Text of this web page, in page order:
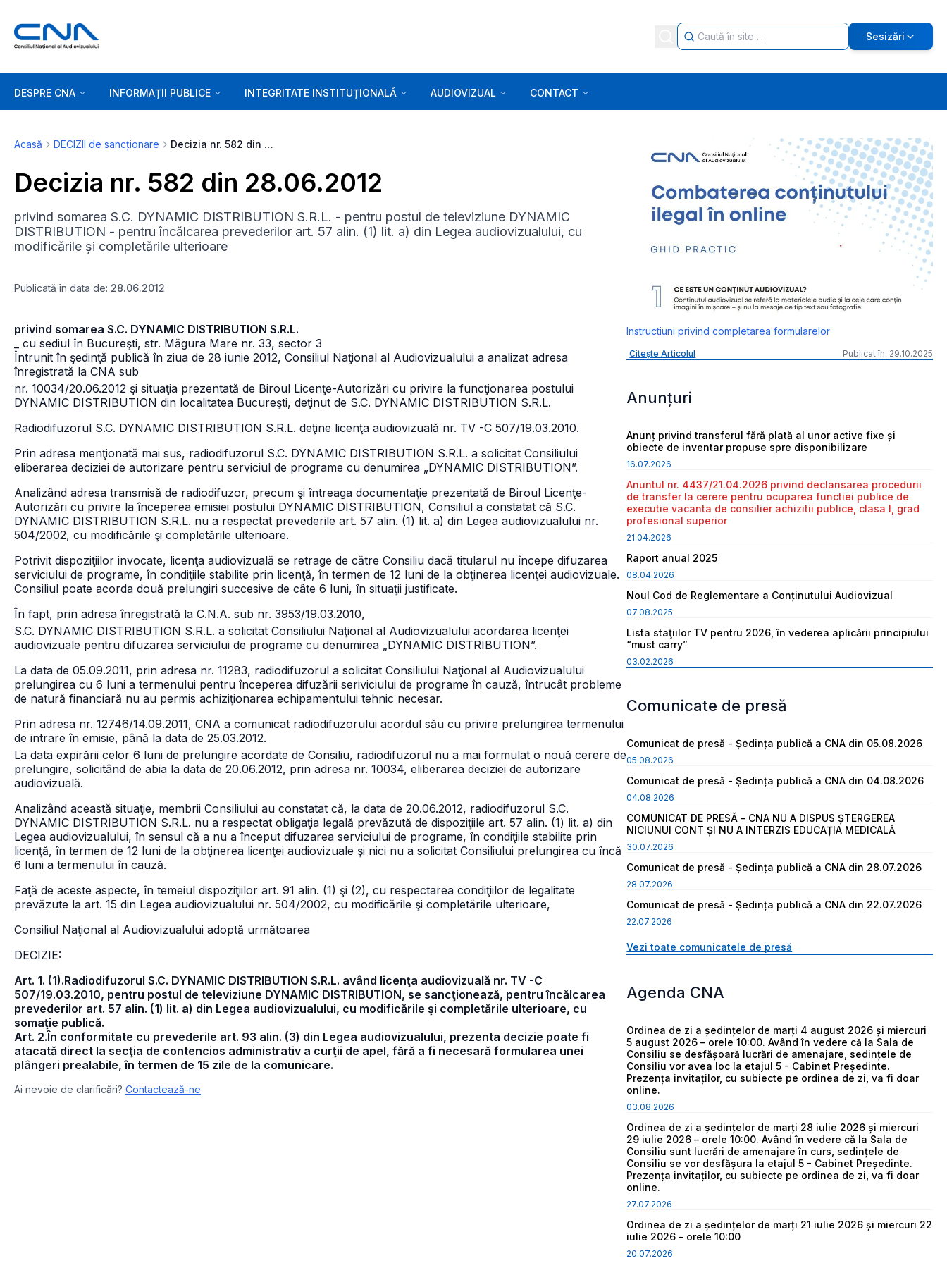
Sesizări
DESPRE CNA INFORMAȚII PUBLICE INTEGRITATE INSTITUȚIONALĂ AUDIOVIZUAL CONTACT
Acasă DECIZII de sancționare Decizia nr. 582 din 28.06.2012
Decizia nr. 582 din 28.06.2012
privind somarea S.C. DYNAMIC DISTRIBUTION S.R.L. - pentru postul de televiziune DYNAMIC
DISTRIBUTION - pentru încălcarea prevederilor art. 57 alin. (1) lit. a) din Legea audiovizualului, cu
modificările și completările ulterioare
Publicată în data de: 28.06.2012
privind somarea S.C. DYNAMIC DISTRIBUTION S.R.L.
_ cu sediul în Bucureşti, str. Măgura Mare nr. 33, sector 3
Întrunit în şedinţă publică în ziua de 28 iunie 2012, Consiliul Naţional al Audiovizualului a analizat adresa
înregistrată la CNA sub
nr. 10034/20.06.2012 şi situaţia prezentată de Biroul Licenţe-Autorizări cu privire la funcţionarea postului
DYNAMIC DISTRIBUTION din localitatea Bucureşti, deţinut de S.C. DYNAMIC DISTRIBUTION S.R.L.
Radiodifuzorul S.C. DYNAMIC DISTRIBUTION S.R.L. deţine licenţa audiovizuală nr. TV -C 507/19.03.2010.
Prin adresa menţionată mai sus, radiodifuzorul S.C. DYNAMIC DISTRIBUTION S.R.L. a solicitat Consiliului
eliberarea deciziei de autorizare pentru serviciul de programe cu denumirea „DYNAMIC DISTRIBUTION”.
Analizând adresa transmisă de radiodifuzor, precum şi întreaga documentaţie prezentată de Biroul Licenţe-
Autorizări cu privire la începerea emisiei postului DYNAMIC DISTRIBUTION, Consiliul a constatat că S.C.
DYNAMIC DISTRIBUTION S.R.L. nu a respectat prevederile art. 57 alin. (1) lit. a) din Legea audiovizualului nr.
504/2002, cu modificările şi completările ulterioare.
Potrivit dispoziţiilor invocate, licenţa audiovizuală se retrage de către Consiliu dacă titularul nu începe difuzarea
serviciului de programe, în condiţiile stabilite prin licenţă, în termen de 12 luni de la obţinerea licenţei audiovizuale.
Consiliul poate acorda două prelungiri succesive de câte 6 luni, în situaţii justificate.
În fapt, prin adresa înregistrată la C.N.A. sub nr. 3953/19.03.2010,
S.C. DYNAMIC DISTRIBUTION S.R.L. a solicitat Consiliului Naţional al Audiovizualului acordarea licenţei
audiovizuale pentru difuzarea serviciului de programe cu denumirea „DYNAMIC DISTRIBUTION”.
La data de 05.09.2011, prin adresa nr. 11283, radiodifuzorul a solicitat Consiliului Naţional al Audiovizualului
prelungirea cu 6 luni a termenului pentru începerea difuzării seriviciului de programe în cauză, întrucât probleme
de natură financiară nu au permis achiziţionarea echipamentului tehnic necesar.
Prin adresa nr. 12746/14.09.2011, CNA a comunicat radiodifuzorului acordul său cu privire prelungirea termenului
de intrare în emisie, până la data de 25.03.2012.
La data expirării celor 6 luni de prelungire acordate de Consiliu, radiodifuzorul nu a mai formulat o nouă cerere de
prelungire, solicitând de abia la data de 20.06.2012, prin adresa nr. 10034, eliberarea deciziei de autorizare
audiovizuală.
Analizând această situaţie, membrii Consiliului au constatat că, la data de 20.06.2012, radiodifuzorul S.C.
DYNAMIC DISTRIBUTION S.R.L. nu a respectat obligaţia legală prevăzută de dispoziţiile art. 57 alin. (1) lit. a) din
Legea audiovizualului, în sensul că a nu a început difuzarea serviciului de programe, în condiţiile stabilite prin
licenţă, în termen de 12 luni de la obţinerea licenţei audiovizuale şi nici nu a solicitat Consiliului prelungirea cu încă
6 luni a termenului în cauză.
Faţă de aceste aspecte, în temeiul dispoziţiilor art. 91 alin. (1) şi (2), cu respectarea condiţiilor de legalitate
prevăzute la art. 15 din Legea audiovizualului nr. 504/2002, cu modificările şi completările ulterioare,
Consiliul Naţional al Audiovizualului adoptă următoarea
DECIZIE:
Art. 1. (1).Radiodifuzorul S.C. DYNAMIC DISTRIBUTION S.R.L. având licenţa audiovizuală nr. TV -C
507/19.03.2010, pentru postul de televiziune DYNAMIC DISTRIBUTION, se sancţionează, pentru încălcarea
prevederilor art. 57 alin. (1) lit. a) din Legea audiovizualului, cu modificările şi completările ulterioare, cu
somaţie publică.
Art. 2.În conformitate cu prevederile art. 93 alin. (3) din Legea audiovizualului, prezenta decizie poate fi
atacată direct la secţia de contencios administrativ a curţii de apel, fără a fi necesară formularea unei
plângeri prealabile, în termen de 15 zile de la comunicare.
Ai nevoie de clarificări? Contactează-ne
Instructiuni privind completarea formularelor
Citește Articolul Publicat în: 29.10.2025
Anunțuri
Anunț privind transferul fără plată al unor active fixe și
obiecte de inventar propuse spre disponibilizare
16.07.2026
Anuntul nr. 4437/21.04.2026 privind declansarea procedurii
de transfer la cerere pentru ocuparea functiei publice de
executie vacanta de consilier achizitii publice, clasa I, grad
profesional superior
21.04.2026
Raport anual 2025
08.04.2026
Noul Cod de Reglementare a Conținutului Audiovizual
07.08.2025
Lista staţiilor TV pentru 2026, în vederea aplicării principiului
“must carry”
03.02.2026
Comunicate de presă
Comunicat de presă - Ședința publică a CNA din 05.08.2026
05.08.2026
Comunicat de presă - Ședința publică a CNA din 04.08.2026
04.08.2026
COMUNICAT DE PRESĂ - CNA NU A DISPUS ȘTERGEREA
NICIUNUI CONT ȘI NU A INTERZIS EDUCAȚIA MEDICALĂ
30.07.2026
Comunicat de presă - Ședința publică a CNA din 28.07.2026
28.07.2026
Comunicat de presă - Ședința publică a CNA din 22.07.2026
22.07.2026
Vezi toate comunicatele de presă
Agenda CNA
Ordinea de zi a ședințelor de marți 4 august 2026 și miercuri
5 august 2026 – orele 10:00. Având în vedere că la Sala de
Consiliu se desfășoară lucrări de amenajare, sedințele de
Consiliu vor avea loc la etajul 5 - Cabinet Președinte.
Prezența invitaților, cu subiecte pe ordinea de zi, va fi doar
online.
03.08.2026
Ordinea de zi a ședințelor de marți 28 iulie 2026 și miercuri
29 iulie 2026 – orele 10:00. Având în vedere că la Sala de
Consiliu sunt lucrări de amenajare în curs, sedințele de
Consiliu se vor desfășura la etajul 5 - Cabinet Președinte.
Prezența invitaților, cu subiecte pe ordinea de zi, va fi doar
online.
27.07.2026
Ordinea de zi a ședințelor de marți 21 iulie 2026 și miercuri 22
iulie 2026 – orele 10:00
20.07.2026